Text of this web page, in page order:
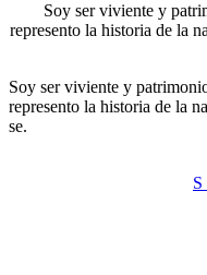
Soy ser viviente y
represento la historia de la
Soy ser viviente y
represento la historia de la
se.
S